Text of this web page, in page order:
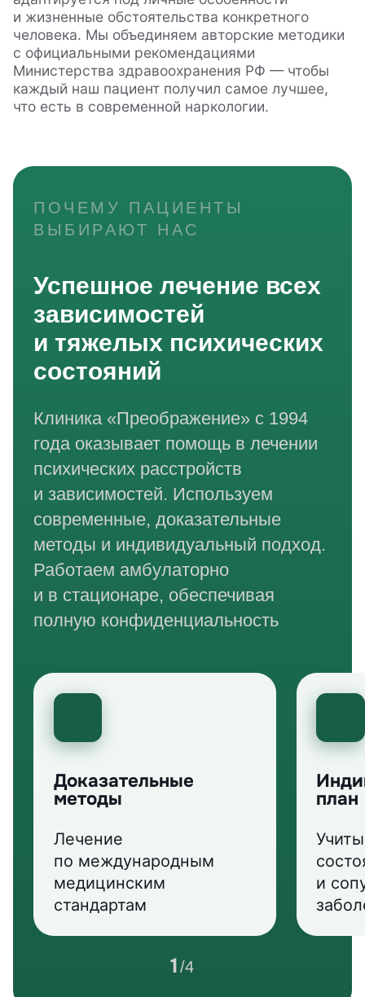
и жизненные обстоятельства конкретного
человека. Мы объединяем авторские методики
с официальными рекомендациями
Министерства здравоохранения РФ — чтобы
каждый наш пациент получил самое лучшее,
что есть в современной наркологии.
ПОЧЕМУ ПАЦИЕНТЫ
ВЫБИРАЮТ НАС
Успешное лечение всех
зависимостей
и тяжелых психических
состояний
Клиника «Преображение» с 1994
года оказывает помощь в лечении
психических расстройств
и зависимостей. Используем
современные, доказательные
методы и индивидуальный подход.
Работаем амбулаторно
и в стационаре, обеспечивая
полную конфиденциальность
Доказательные
методы
Лечение
по международным
медицинским
стандартам
план
и
1/4